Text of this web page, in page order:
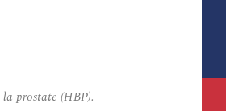
prostate (HBP).